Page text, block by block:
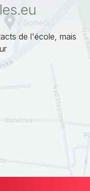
de l'école, mais